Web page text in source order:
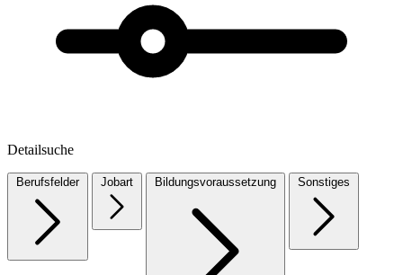
Detailsuche
Berufsfelder Jobart Bildungsvoraussetzung Sonstiges